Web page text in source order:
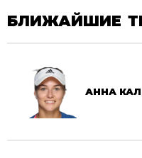
БЛИЖАЙШИЕ
АННА